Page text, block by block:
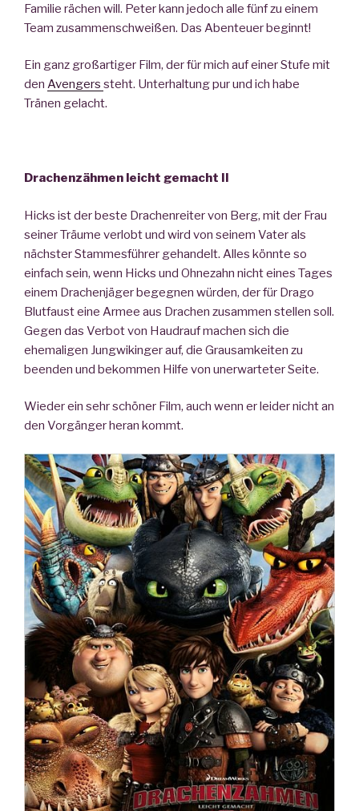
Familie rächen will. Peter kann jedoch alle fünf zu einem
Team zusammenschweißen. Das Abenteuer beginnt!
Ein ganz großartiger Film, der für mich auf einer Stufe mit
den Avengers steht. Unterhaltung pur und ich habe
Tränen gelacht.
Drachenzähmen leicht gemacht II
Hicks ist der beste Drachenreiter von Berg, mit der Frau
seiner Träume verlobt und wird von seinem Vater als
nächster Stammesführer gehandelt. Alles könnte so
einfach sein, wenn Hicks und Ohnezahn nicht eines Tages
einem Drachenjäger begegnen würden, der für Drago
Blutfaust eine Armee aus Drachen zusammen stellen soll.
Gegen das Verbot von Haudrauf machen sich die
ehemaligen Jungwikinger auf, die Grausamkeiten zu
beenden und bekommen Hilfe von unerwarteter Seite.
Wieder ein sehr schöner Film, auch wenn er leider nicht an
den Vorgänger heran kommt.